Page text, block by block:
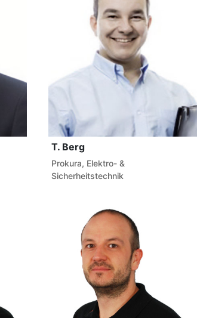
T. Berg
Prokura, Elektro- &
Sicherheitstechnik